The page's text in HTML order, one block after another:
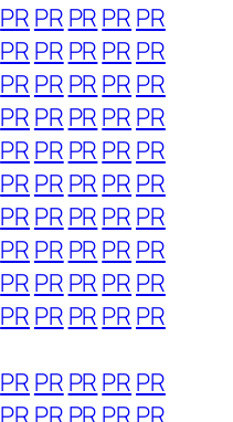
PR PR PR PR PR
PR PR PR PR PR
PR PR PR PR PR
PR PR PR PR PR
PR PR PR PR PR
PR PR PR PR PR
PR PR PR PR PR
PR PR PR PR PR
PR PR PR PR PR
PR PR PR PR PR
PR PR PR PR PR